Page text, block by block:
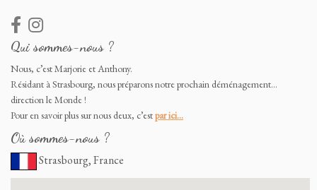
Qui sommes-nous ?
Nous, c’est Marjorie et Anthony.
Résidant à Strasbourg, nous préparons notre prochain déménagement…
direction le Monde !
Pour en savoir plus sur nous deux, c’estpar ici…
Où sommes-nous ?
Strasbourg, France